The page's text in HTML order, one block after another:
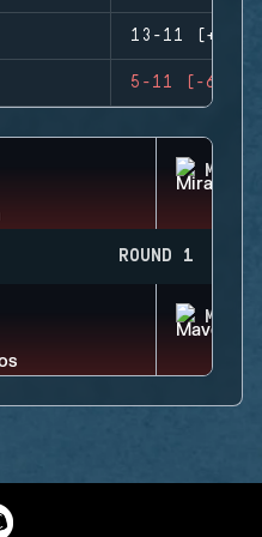
13-11 (+2)
5-11 (-6)
MIRA
ROUND 1